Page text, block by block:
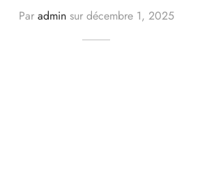
Par adminsur décembre 1, 2025